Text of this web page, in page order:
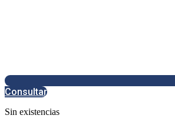
Consultar
Sin existencias